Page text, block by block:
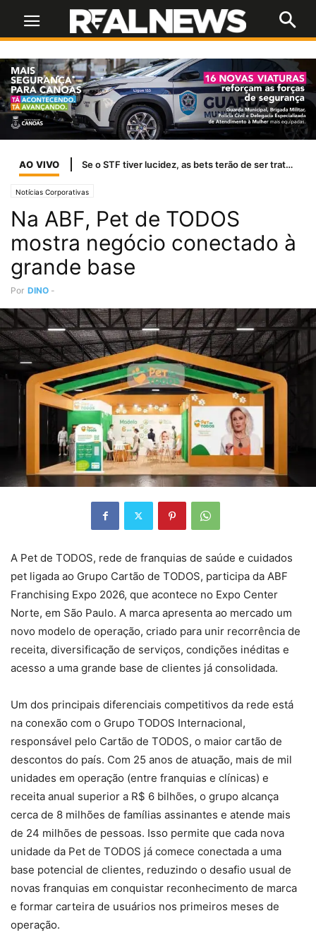
AO VIVO Se o STF tiver lucidez, as bets terão de ser tratadas como jogo de azar
Notícias Corporativas
Na ABF, Pet de TODOS
mostra negócio conectado à
grande base
Por DINO -
A Pet de TODOS, rede de franquias de saúde e cuidados
pet ligada ao Grupo Cartão de TODOS, participa da ABF
Franchising Expo 2026, que acontece no Expo Center
Norte, em São Paulo. A marca apresenta ao mercado um
novo modelo de operação, criado para unir recorrência de
receita, diversificação de serviços, condições inéditas e
acesso a uma grande base de clientes já consolidada.
Um dos principais diferenciais competitivos da rede está
na conexão com o Grupo TODOS Internacional,
responsável pelo Cartão de TODOS, o maior cartão de
descontos do país. Com 25 anos de atuação, mais de mil
unidades em operação (entre franquias e clínicas) e
receita anual superior a R$ 6 bilhões, o grupo alcança
cerca de 8 milhões de famílias assinantes e atende mais
de 24 milhões de pessoas. Isso permite que cada nova
unidade da Pet de TODOS já comece conectada a uma
base potencial de clientes, reduzindo o desafio usual de
novas franquias em conquistar reconhecimento de marca
e formar carteira de usuários nos primeiros meses de
operação.